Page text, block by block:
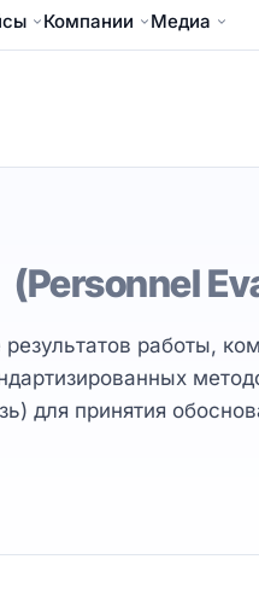
Компании Медиа
(Personnel
работы,
для принятия